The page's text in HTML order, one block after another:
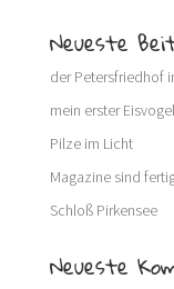
Neueste
der Petersfriedhof
mein erster Eisvogel
Pilze im Licht
Magazine sind
Schloß Pirkensee
Neueste